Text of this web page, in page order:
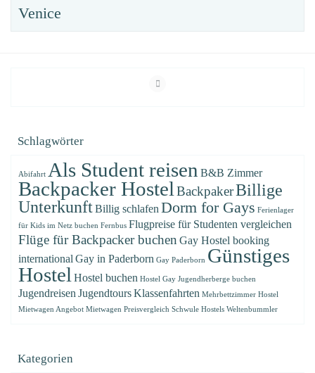
Venice
Schlagwörter
Abifahrt Als Student reisen B&B Zimmer
Backpacker Hostel BackpakerBillige
UnterkunftBillig schlafen Dorm for Gays Ferienlager
für Kids im Netz buchen Fernbus Flugpreise für Studenten vergleichen
Flüge für Backpacker buchen Gay Hostel booking
international Gay in Paderborn Gay Paderborn Günstiges
Hostel Hostel buchen Hostel Gay Jugendherberge buchen
Jugendreisen JugendtoursKlassenfahrten Mehrbettzimmer Hostel
Mietwagen Angebot Mietwagen Preisvergleich Schwule Hostels Weltenbummler
Kategorien